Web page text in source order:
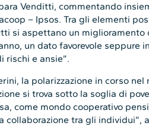
Venditti, commentando
– Ipsos. Tra gli elementi
si aspettano un miglioramento
un dato favorevole seppure
rischi e ansie”.
la polarizzazione in corso nel
si trova sotto la soglia di
come mondo cooperativo
collaborazione tra gli individui”,